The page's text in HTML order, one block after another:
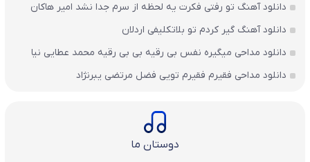
دانلود آهنگ تو رفتی فکرت یه لحظه از سرم جدا نشد امیر هاکان
دانلود آهنگ گیر کردم تو بلاتکلیفی اردلان
دانلود مداحی میگیره نفس بی رقیه بی بی رقیه محمد عطایی نیا
دانلود مداحی فقیرم فقیرم تویی فضل مرتضی یبرنژاد
دوستان ما